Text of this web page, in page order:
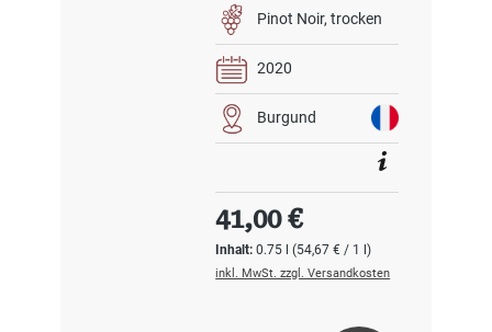
Pinot Noir trocken
2020
Burgund
Inhalt:0.75 l(54,67 € / 1 l)
Regulärer Preis:
41,00 €
inkl. MwSt. zzgl. Versandkosten